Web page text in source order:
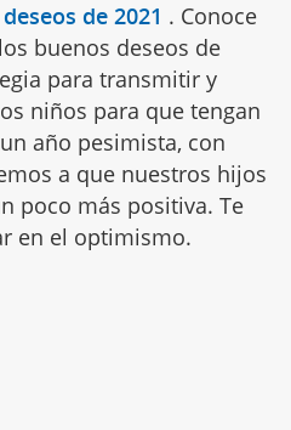
de 2021 . Conoce
buenos deseos de
para transmitir y
niños para que tengan
año pesimista, con
a que nuestros hijos
poco más positiva. Te
en el optimismo.